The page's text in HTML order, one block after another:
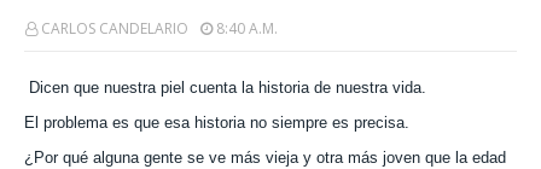
CARLOS CANDELARIO 8:40 A.m.
Dicen que nuestra piel cuenta la historia de nuestra vida.
El problema es que esa historia no siempre es precisa.
¿Por qué alguna gente se ve más vieja y otra más joven que la edad